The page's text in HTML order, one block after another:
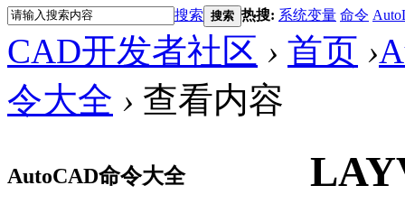
搜索 搜索 热搜: 系统变量 命令
CAD开发者社区 › 首页 ›
令大全 › 查看内容
AutoCAD命令大全